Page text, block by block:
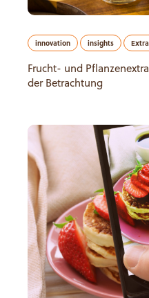
innovation insights
Frucht- und
der Betrachtung